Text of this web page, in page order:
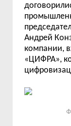
п
Андрей
компании,
«ЦИФРА»,